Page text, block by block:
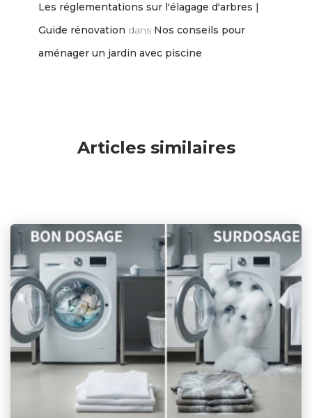
Les réglementations sur l'élagage d'arbres |
Guide rénovation dans Nos conseils pour
aménager un jardin avec piscine
Articles similaires